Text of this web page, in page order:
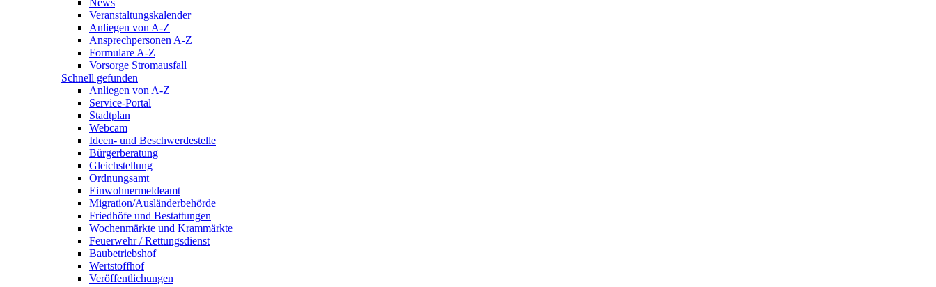
News
Veranstaltungskalender
Anliegen von A-Z
Ansprechpersonen A-Z
Formulare A-Z
Vorsorge Stromausfall
Schnell gefunden
Anliegen von A-Z
Service-Portal
Stadtplan
Webcam
Ideen- und Beschwerdestelle
Bürgerberatung
Gleichstellung
Ordnungsamt
Einwohnermeldeamt
Migration/Ausländerbehörde
Friedhöfe und Bestattungen
Wochenmärkte und Krammärkte
Feuerwehr / Rettungsdienst
Baubetriebshof
Wertstoffhof
Veröffentlichungen